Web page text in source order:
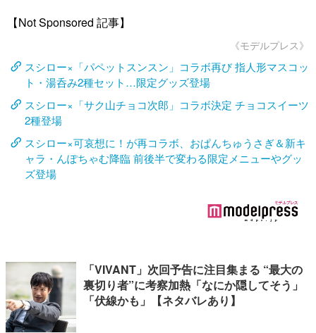
【Not Sponsored 記事】
《モデルプレス》
スシロー×「パペットスンスン」コラボ再び 指人形マスコッ
ト・湯呑み2種セット…限定グッズ登場
スシロー×「サク山チョコ次郎」コラボ決定 チョコスイーツ
2種登場
スシロー×可哀想に！が再コラボ、おぱんちゅうさぎ＆新キ
ャラ・んぽちゃむ降臨 前後半で変わる限定メニューやグッ
ズ登場
「VIVANT」次回予告に注目集まる “最大の
裏切り者”に考察加熱「なにか隠してそう」
「伏線かも」【ネタバレあり】